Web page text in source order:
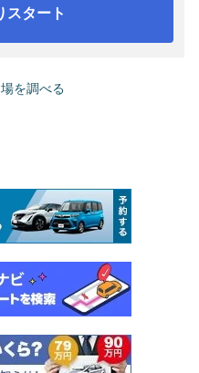
スタート
を調べる